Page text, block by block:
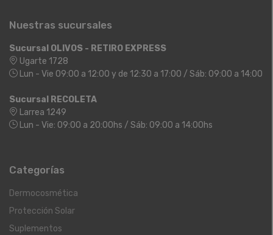
Nuestras sucursales
Sucursal OLIVOS - RETIRO EXPRESS
Ugarte 1728
Lun - Vie 09:00 a 12:00 y de 12:30 a 17:00 / Sáb: 09:00 a 14:00
Sucursal RECOLETA
Larrea 1249
Lun - Vie: 09:00 a 20:00hs / Sáb: 09:00 a 14:00hs
Categorías
Dermocosmética
Protección Solar
Suplementos